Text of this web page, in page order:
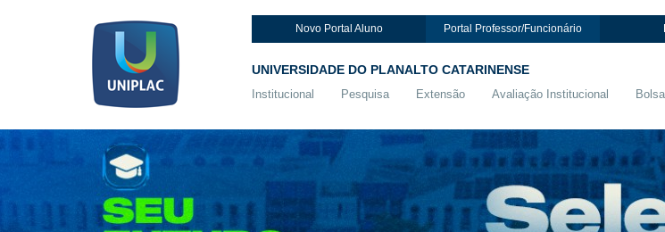
Novo Portal Aluno Portal Professor/Funcionário
UNIVERSIDADE DO PLANALTO CATARINENSE
Institucional Pesquisa Extensão Avaliação Institucional